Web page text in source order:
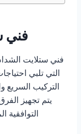
فني
فني ستلايت
التي تلبي
التركيب السريع
يتم تجهيز
التوافقية